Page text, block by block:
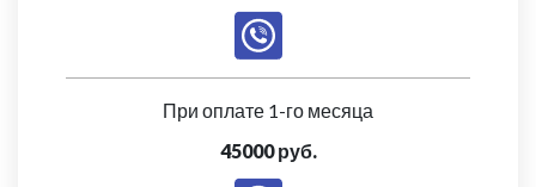
При оплате 1-го месяца
45000 руб.